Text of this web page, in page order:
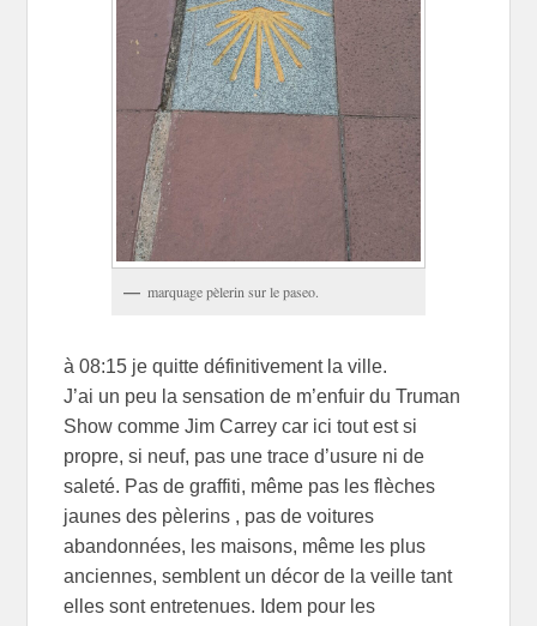
marquage pèlerin sur le paseo.
à 08:15 je quitte définitivement la ville.
J’ai un peu la sensation de m’enfuir du Truman
Show comme Jim Carrey car ici tout est si
propre, si neuf, pas une trace d’usure ni de
saleté. Pas de graffiti, même pas les flèches
jaunes des pèlerins , pas de voitures
abandonnées, les maisons, même les plus
anciennes, semblent un décor de la veille tant
elles sont entretenues. Idem pour les